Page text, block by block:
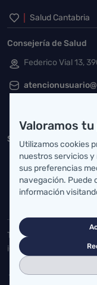
Inicio del
Salud Cantabria
Consejería de Salud
Federico Vial 13,
Servicio Cántabro de
Cardenal Herrera
Toda la actualidad de
¡Síguenos!
Valoramos
Utilizamos cookies
nuestros servicios
sus preferencias
navegación. Puede
información